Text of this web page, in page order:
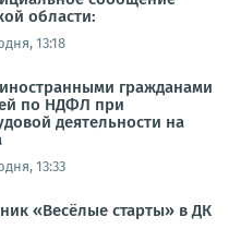
области:
13:18
гражданами
по НДФЛ при
деятельности на
13:33
«Весёлые старты» в ДК